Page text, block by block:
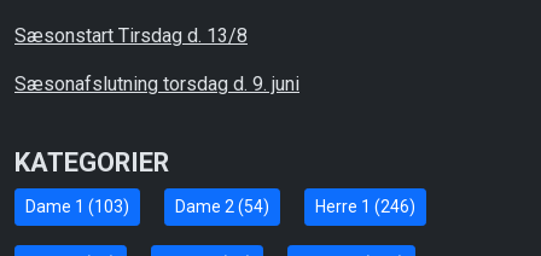
Sæsonstart Tirsdag d. 13/8
Sæsonafslutning torsdag d. 9. juni
KATEGORIER
Dame 1 (103) Dame 2 (54) Herre 1 (246)